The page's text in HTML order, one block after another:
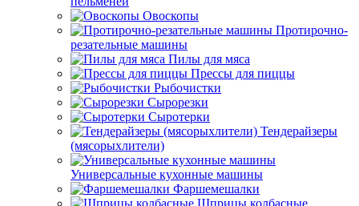
Овоскопы
Протирочно-
резательные машины
Пилы для мяса
Прессы для пиццы
Рыбочистки
Сырорезки
Сыротерки
Тендерайзеры
(мясорыхлители)
Универсальные кухонные машины
Фаршемешалки
Шприцы колбасные